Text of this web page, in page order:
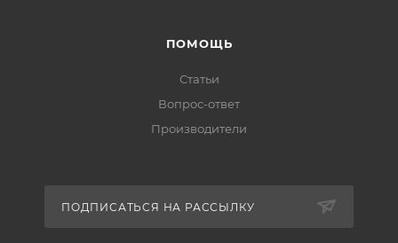
ПОМОЩЬ
Статьи
Вопрос-ответ
Производители
ПОДПИСАТЬСЯ НА РАССЫЛКУ